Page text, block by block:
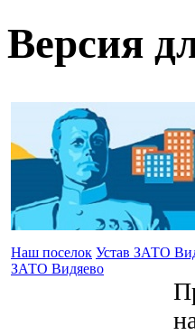
Версия
Наш поселок Устав ЗАТО
ЗАТО Видяево